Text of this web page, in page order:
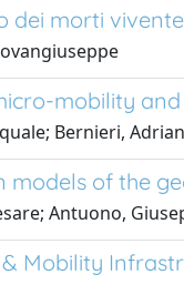
dei morti
mobility
Bernieri,
models of the
Antuono,
Mobility